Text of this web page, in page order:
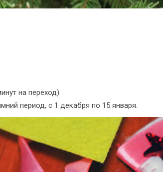
на переход).
период, с 1 декабря по 15 января.